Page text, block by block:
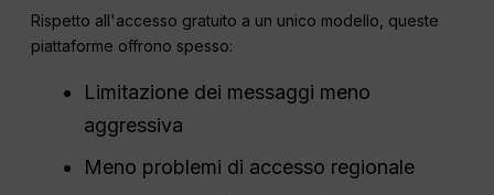
Rispetto all'accesso gratuito a un unico modello, queste
piattaforme offrono spesso:
Limitazione dei messaggi meno
aggressiva
Meno problemi di accesso regionale